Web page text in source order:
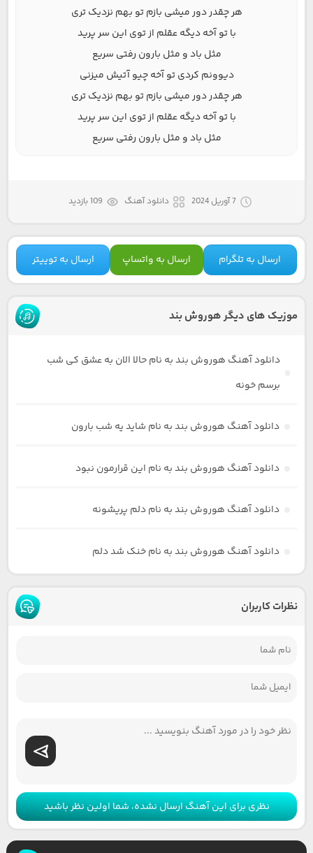
هر چقدر دور میشی بازم تو بهم نزدیک تری
با تو آخه دیگه عقلم از توی این سر پرید
مثل باد و مثل بارون رفتی سریع
دیوونم کردی تو آخه چیو آتیش میزنی
هر چقدر دور میشی بازم تو بهم نزدیک تری
با تو آخه دیگه عقلم از توی این سر پرید
مثل باد و مثل بارون رفتی سریع
7 آوریل 2024 دانلود آهنگ 109 بازدید
ارسال به تلگرام ارسال به واتساپ ارسال به توییتر
موزیک های دیگر هوروش بند
دانلود آهنگ هوروش بند به نام حالا الان به عشق کی شب
برسم خونه
دانلود آهنگ هوروش بند به نام شاید یه شب بارون
دانلود آهنگ هوروش بند به نام این قرارمون نبود
دانلود آهنگ هوروش بند به نام دلم پریشونه
دانلود آهنگ هوروش بند به نام خنک شد دلم
نظرات کاربران
نظری برای این آهنگ ارسال نشده، شما اولین نظر باشید